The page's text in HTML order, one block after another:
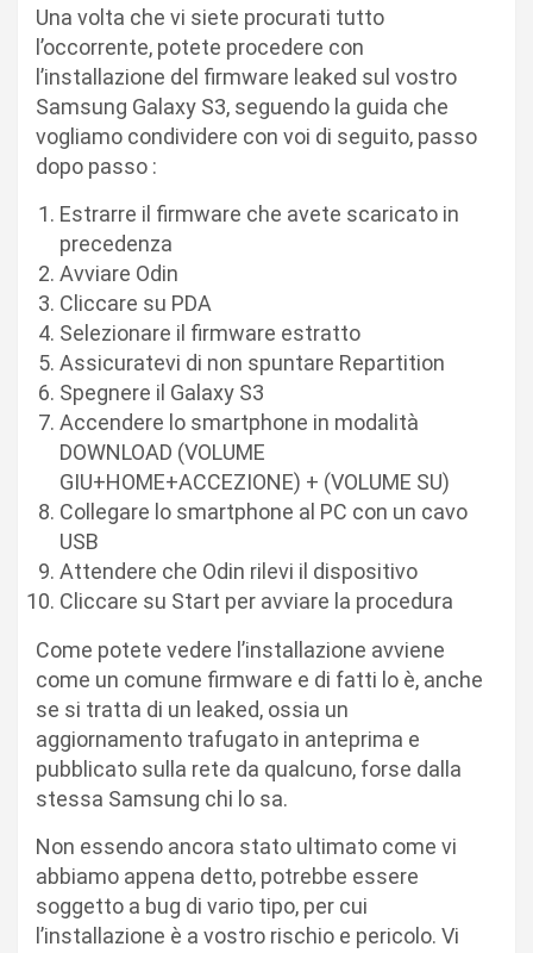
Una volta che vi siete procurati tutto
l’occorrente, potete procedere con
l’installazione del firmware leaked sul vostro
Samsung Galaxy S3, seguendo la guida che
vogliamo condividere con voi di seguito, passo
dopo passo :
Estrarre il firmware che avete scaricato in
precedenza
Avviare Odin
Cliccare su PDA
Selezionare il firmware estratto
Assicuratevi di non spuntare Repartition
Spegnere il Galaxy S3
Accendere lo smartphone in modalità
DOWNLOAD (VOLUME
GIU+HOME+ACCEZIONE) + (VOLUME SU)
Collegare lo smartphone al PC con un cavo
USB
Attendere che Odin rilevi il dispositivo
Cliccare su Start per avviare la procedura
Come potete vedere l’installazione avviene
come un comune firmware e di fatti lo è, anche
se si tratta di un leaked, ossia un
aggiornamento trafugato in anteprima e
pubblicato sulla rete da qualcuno, forse dalla
stessa Samsung chi lo sa.
Non essendo ancora stato ultimato come vi
abbiamo appena detto, potrebbe essere
soggetto a bug di vario tipo, per cui
l’installazione è a vostro rischio e pericolo. Vi